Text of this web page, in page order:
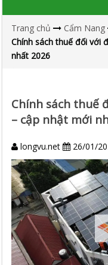
Trang chủ
Cẩm Nang
Chính sách thuế đối với
nhất 2026
Chính sách thuế
– cập nhật mới
longvu.net 26/01/